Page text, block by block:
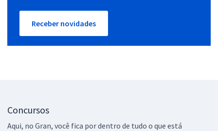
Receber novidades
Concursos
Aqui, no Gran, você fica por dentro de tudo o que está